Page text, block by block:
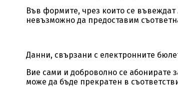
Във формите, чрез които се
невъзможно да предоставим
Данни, свързани с електронните
Вие сами и доброволно се абонирате
може да бъде прекратен в